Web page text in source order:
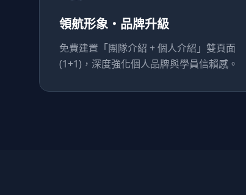
領航形象・品牌升級
免費建置「團隊介紹 + 個人介紹」雙頁面
(1+1)，深度強化個人品牌與學員信賴感。